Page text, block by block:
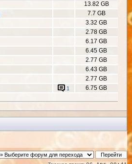
13.82 GB
7.7 GB
3.32 GB
2.78 GB
6.17 GB
6.45 GB
2.77 GB
6.43 GB
2.77 GB
1
6.75 GB